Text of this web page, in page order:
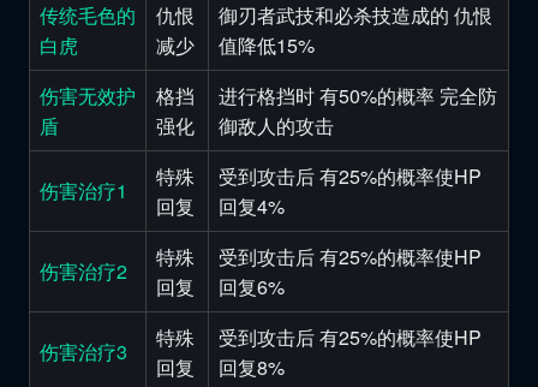
传统毛色的
白虎
仇恨
减少
御刃者武技和必杀技造成的 仇恨
值降低15%
伤害无效护
盾
格挡
强化
进行格挡时 有50%的概率 完全防
御敌人的攻击
伤害治疗1
特殊
回复
受到攻击后 有25%的概率使HP
回复4%
伤害治疗2
特殊
回复
受到攻击后 有25%的概率使HP
回复6%
伤害治疗3
特殊
回复
受到攻击后 有25%的概率使HP
回复8%